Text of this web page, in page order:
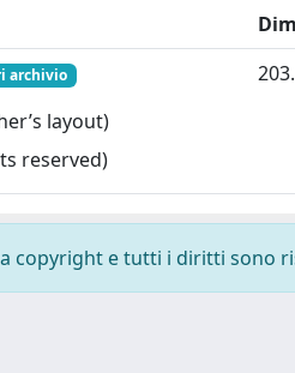
archivio
layout)
reserved)
copyright e tutti i diritti sono